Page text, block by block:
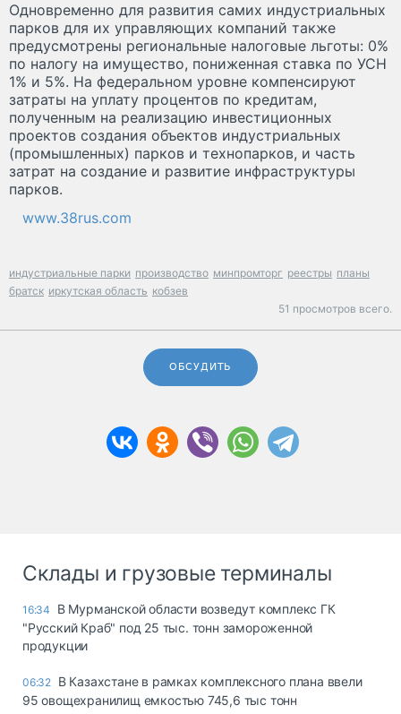
Одновременно для развития самих индустриальных
парков для их управляющих компаний также
предусмотрены региональные налоговые льготы: 0%
по налогу на имущество, пониженная ставка по УСН
1% и 5%. На федеральном уровне компенсируют
затраты на уплату процентов по кредитам,
полученным на реализацию инвестиционных
проектов создания объектов индустриальных
(промышленных) парков и технопарков, и часть
затрат на создание и развитие инфраструктуры
парков.
www.38rus.com
индустриальные парки производство минпромторг реестры планы
братск иркутская область кобзев
51 просмотров всего.
ОБСУДИТЬ
Склады и грузовые терминалы
16:34
В Мурманской области возведут комплекс ГК
"Русский Краб" под 25 тыс. тонн замороженной
продукции
06:32 В Казахстане в рамках комплексного плана ввели
95 овощехранилищ емкостью 745,6 тыс тонн